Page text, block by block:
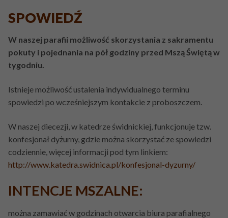
SPOWIEDŹ
W naszej parafii możliwość skorzystania z sakramentu
pokuty i pojednania na pół godziny przed Mszą Świętą w
tygodniu.
Istnieje możliwość ustalenia indywidualnego terminu
spowiedzi po wcześniejszym kontakcie z proboszczem.
W naszej diecezji, w katedrze świdnickiej, funkcjonuje tzw.
konfesjonał dyżurny, gdzie można skorzystać ze spowiedzi
codziennie, więcej informacji pod tym linkiem:
http://www.katedra.swidnica.pl/konfesjonal-dyzurny/
INTENCJE MSZALNE:
można zamawiać w godzinach otwarcia biura parafialnego